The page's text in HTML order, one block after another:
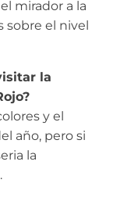
mirador a la
sobre el nivel
la
y el
año, pero si
la